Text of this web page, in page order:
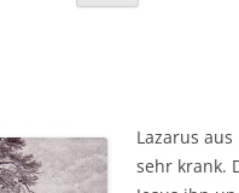
Lazarus
sehr krank.